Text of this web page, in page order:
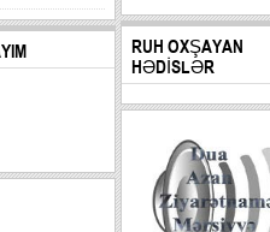
RUH OXŞAYAN
HƏDİSLƏR